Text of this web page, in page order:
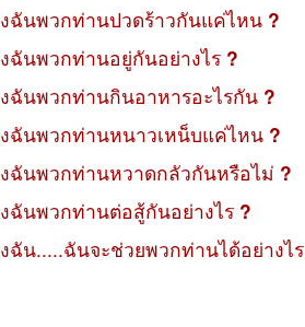
ฉันพวกท่านปวดร้าวกันแค่ไหน ?
ฉันพวกท่านอยู่กันอย่างไร ?
ฉันพวกท่านกินอาหารอะไรกัน ?
ฉันพวกท่านหนาวเหน็บแค่ไหน ?
ฉันพวกท่านหวาดกลัวกันหรือไม่ ?
ฉันพวกท่านต่อสู้กันอย่างไร ?
ฉัน.....ฉันจะช่วยพวกท่านได้อย่างไร